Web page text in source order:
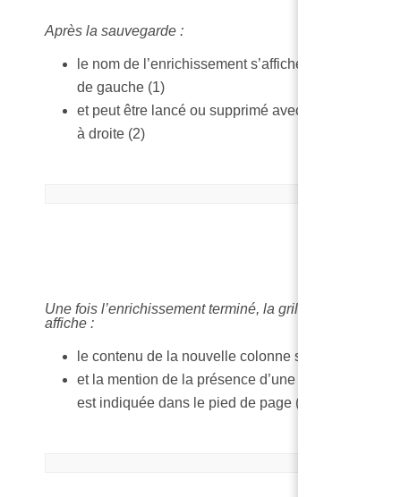
Après la sauvegarde :
le nom de l’enrichissement s’affiche dans la
de gauche (1)
et peut être lancé ou supprimé avec les boutons
à droite (2)
Une fois l’enrichissement terminé, la grille de données
affiche :
le contenu de la nouvelle colonne sur fond vert (1)
et la mention de la présence d’une colonne
est indiquée dans le pied de page (2)